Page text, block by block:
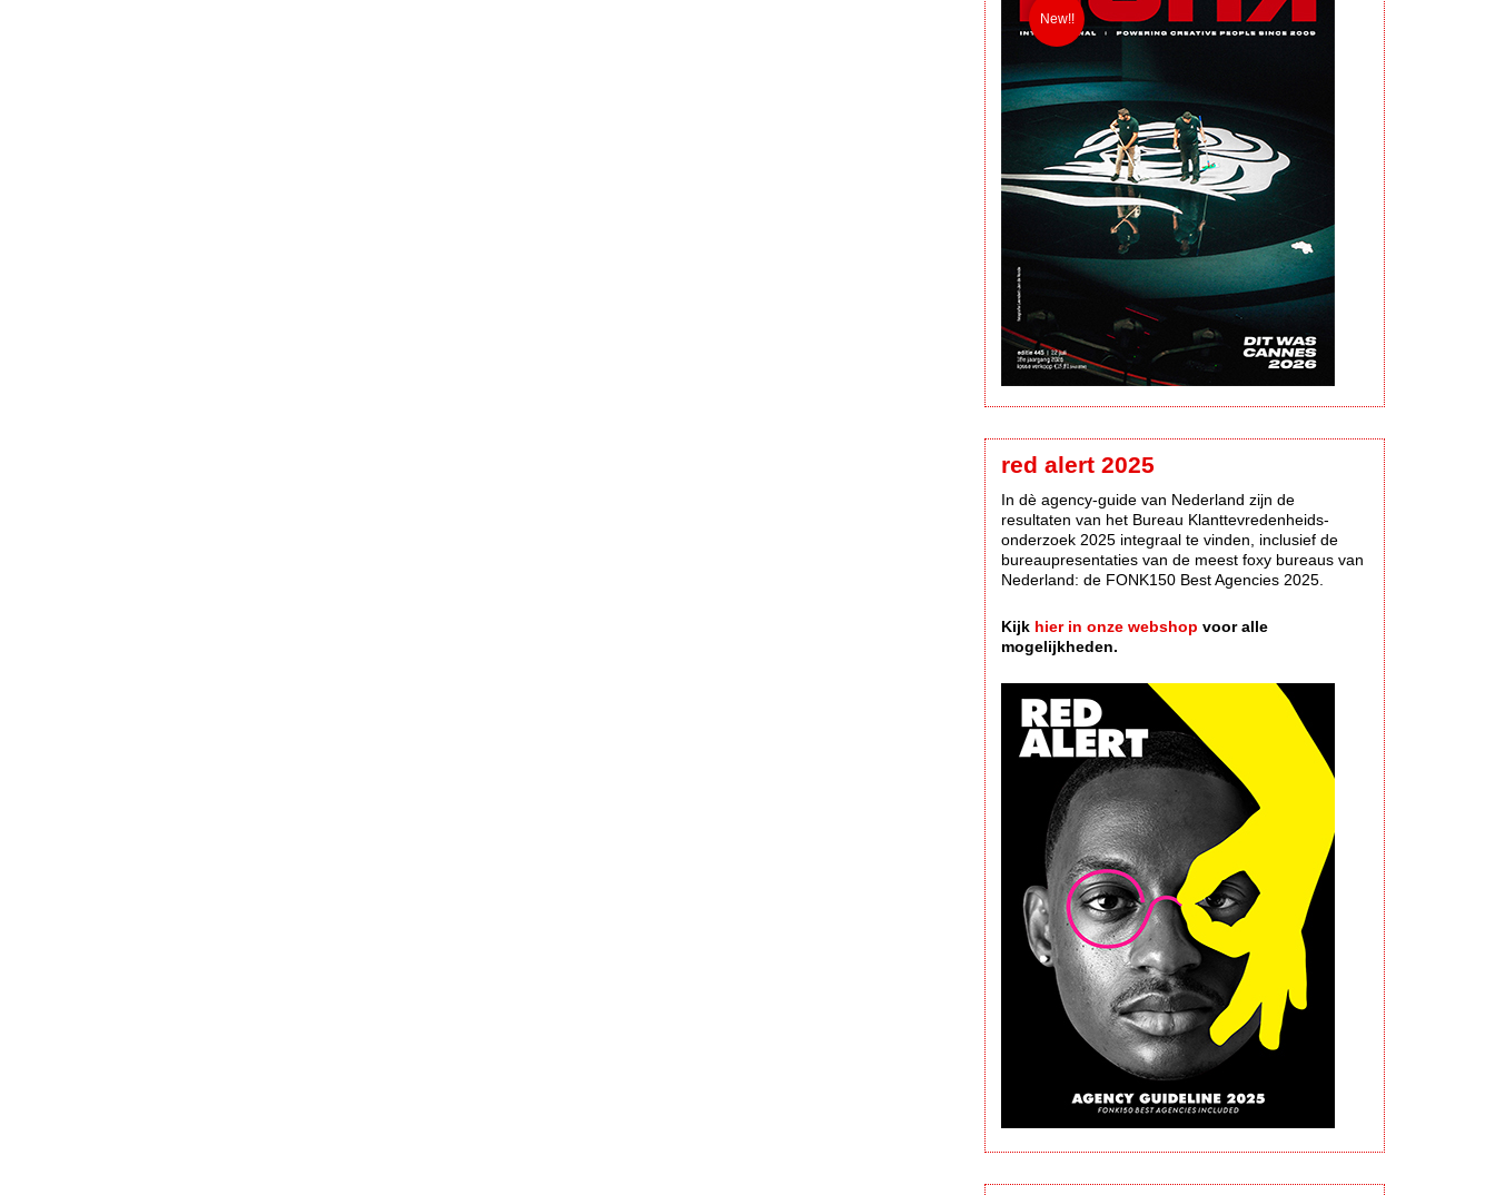
red alert 2025
In dè agency-guide van Nederland zijn de
resultaten van het Bureau Klanttevredenheids-
onderzoek 2025 integraal te vinden, inclusief de
bureaupresentaties van de meest foxy bureaus van
Nederland: de FONK150 Best Agencies 2025.
Kijk hier in onze webshop voor alle
mogelijkheden.